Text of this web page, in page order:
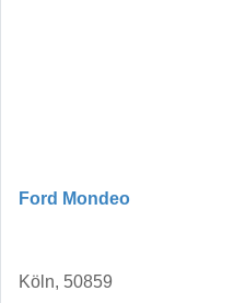
Ford Mondeo
Köln, 50859